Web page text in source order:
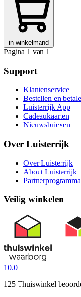
in winkelmand
Pagina 1 van 1
Support
Klantenservice
Bestellen en
Luisterrijk App
Cadeaukaarten
Nieuwsbrieven
Over Luisterrijk
Over Luisterrijk
About Luisterrijk
Partnerprogramma
Veilig winkelen
10.0
125 Thuiswinkel